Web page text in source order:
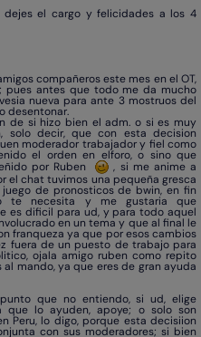
dejes el cargo y felicidades a los 4
compañeros este mes en el OT,
pues antes que todo me da mucho
nueva para ante 3 mostruos del
desentonar.
de si hizo bien el adm. o si es muy
solo decir, que con esta decision
moderador trabajador y fiel como
el orden en elforo, o sino que
por Ruben
, si me anime a
el chat tuvimos una pequeña gresca
de pronosticos de bwin, en fin
te necesita y me gustaria que
es dificil para ud, y para todo aquel
en un tema y que al final le
franqueza ya que por esos cambios
fuera de un puesto de trabajo para
ojala amigo ruben como repito
mando, ya que eres de gran ayuda
que no entiendo, si ud, elige
que lo ayuden, apoye; o solo son
Peru, lo digo, porque esta decisiion
con sus moderadores; si bien